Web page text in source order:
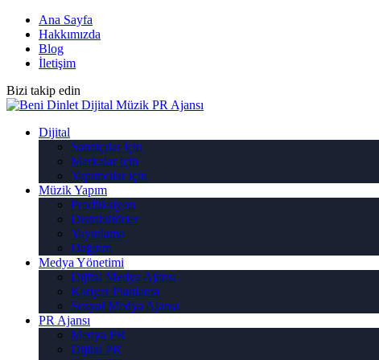
Ana Sayfa
Hakkımızda
Blog
İletişim
Bizi takip edin
Dijital
Sanatçılar için
Markalar için
Yapımcılar için
Müzik Yapım
Prodüksiyon
Distribütörler
Yayınlama
Dağıtım
Medya Yönetimi
Dijital Medya Ajansı
Kariyer Planlama
Sosyal Medya Ajansı
PR Ajansı
Medya PR
Dijital PR